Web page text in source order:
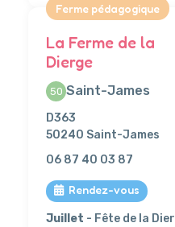
Ferme pédagogique
La Ferme de la
Dierge
50 Saint-James
D363
50240 Saint-James
06 87 40 03 87
Rendez-vous
Juillet - Fête de la